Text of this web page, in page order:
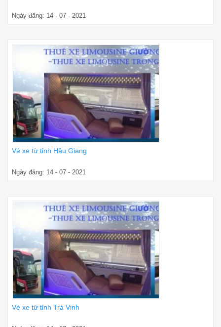
Ngày đăng: 14 - 07 - 2021
Vé xe từ tỉnh Hậu Giang
Ngày đăng: 14 - 07 - 2021
Vé xe từ tỉnh Trà Vinh